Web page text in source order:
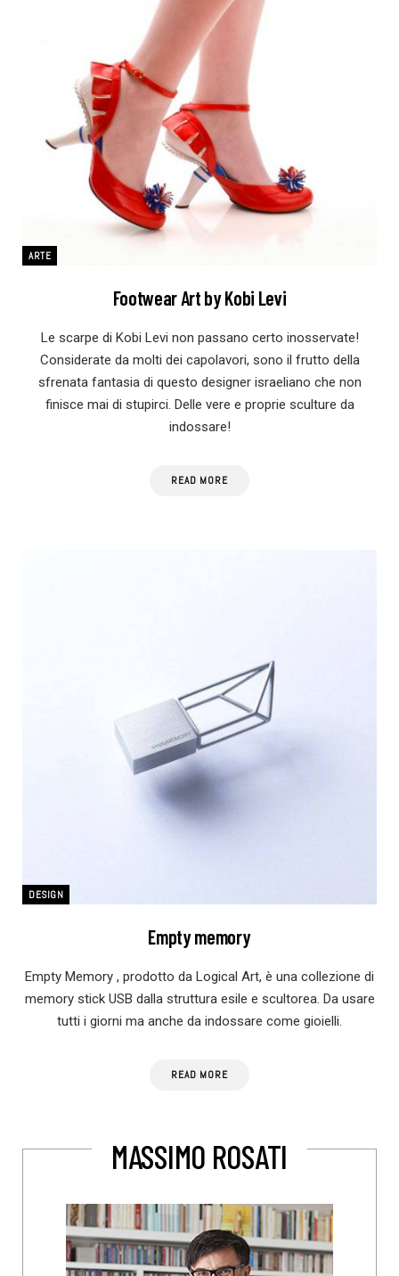
ARTE
Footwear Art by Kobi Levi
Le scarpe di Kobi Levi non passano certo inosservate!
Considerate da molti dei capolavori, sono il frutto della
sfrenata fantasia di questo designer israeliano che non
finisce mai di stupirci. Delle vere e proprie sculture da
indossare!
READ MORE
DESIGN
Empty memory
Empty Memory , prodotto da Logical Art, è una collezione di
memory stick USB dalla struttura esile e scultorea. Da usare
tutti i giorni ma anche da indossare come gioielli.
READ MORE
MASSIMO ROSATI